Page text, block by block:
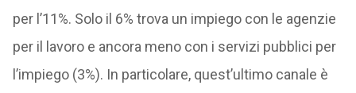
per l’11%. Solo il 6% trova un impiego con le agenzie
per il lavoro e ancora meno con i servizi pubblici per
l’impiego (3%). In particolare, quest’ultimo canale è